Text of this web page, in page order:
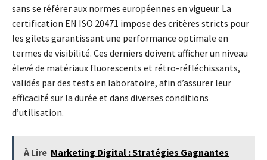
sans se référer aux normes européennes en vigueur. La
certification EN ISO 20471 impose des critères stricts pour
les gilets garantissant une performance optimale en
termes de visibilité. Ces derniers doivent afficher un niveau
élevé de matériaux fluorescents et rétro-réfléchissants,
validés par des tests en laboratoire, afin d’assurer leur
efficacité sur la durée et dans diverses conditions
d’utilisation.
À Lire Marketing Digital : Stratégies Gagnantes